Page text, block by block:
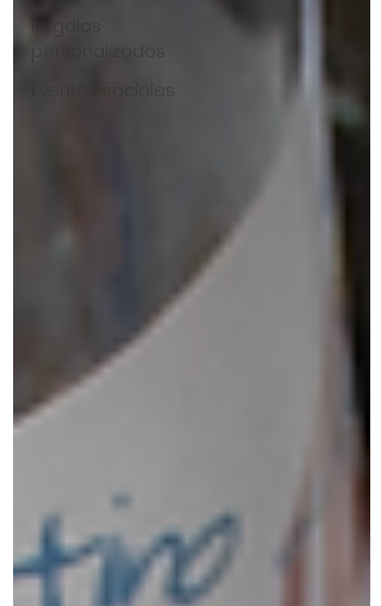
Regalos
personalizados
Eventos sociales